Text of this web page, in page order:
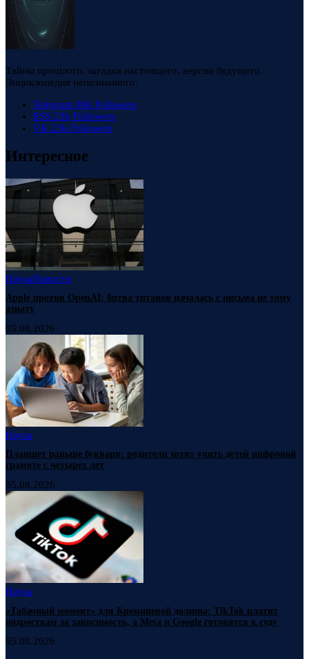
Тайны прошлого, загадки настоящего, версии будущего.
Энциклопедия непознанного.
Telegram 88k Followers
RSS 23k Followers
VK 23k Followers
Интересное
НаукаНовости
Apple против OpenAI: битва титанов началась с письма не тому
азиату
05.08.2026
Наука
Планшет раньше букваря: родители хотят учить детей цифровой
грамоте с четырех лет
05.08.2026
Наука
«Табачный момент» для Кремниевой долины: TikTok платит
подросткам за зависимость, а Meta и Google готовятся к суду
05.08.2026